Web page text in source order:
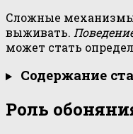
Сложные
выживать.
может стать
Содержание
Роль